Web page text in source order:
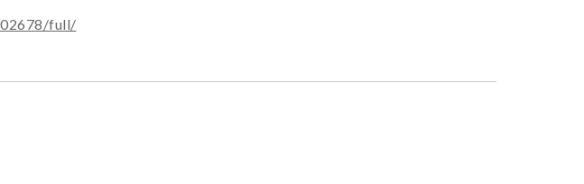
full/